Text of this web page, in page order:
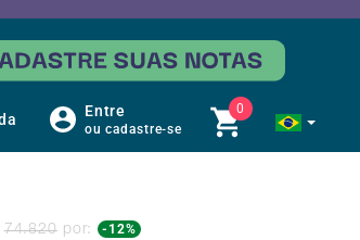
Entre
ou cadastre-se
0
74.820por: -12%